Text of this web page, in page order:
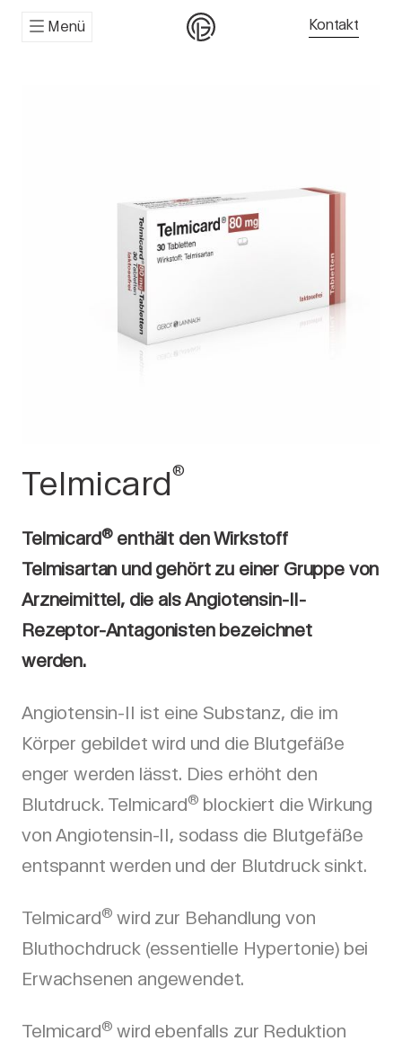
Menü Kontakt
Telmicard®
Telmicard®enthält den Wirkstoff
Telmisartan und gehört zu einer Gruppe von
Arzneimittel, die als Angiotensin-II-
Rezeptor-Antagonisten bezeichnet
werden.
Angiotensin-II ist eine Substanz, die im
Körper gebildet wird und die Blutgefäße
enger werden lässt. Dies erhöht den
Blutdruck. Telmicard® blockiert die Wirkung
von Angiotensin-II, sodass die Blutgefäße
entspannt werden und der Blutdruck sinkt.
Telmicard® wird zur Behandlung von
Bluthochdruck (essentielle Hypertonie) bei
Erwachsenen angewendet.
Telmicard® wird ebenfalls zur Reduktion